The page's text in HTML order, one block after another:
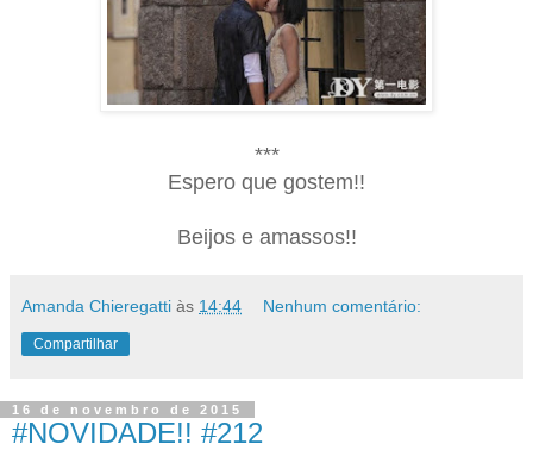
***
Espero que gostem!!
Beijos e amassos!!
Amanda Chieregatti às 14:44 Nenhum comentário:
Compartilhar
16 de novembro de 2015
#NOVIDADE!! #212